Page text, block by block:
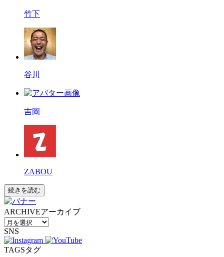
竹下
谷川
吉岡
ZABOU
続きを読む
ARCHIVEアーカイブ
SNS
TAGSタグ